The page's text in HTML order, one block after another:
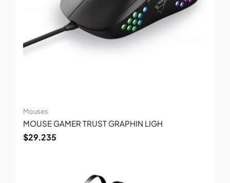
Mouses
MOUSE GAMER TRUST GRAPHIN LIGH
$29.235